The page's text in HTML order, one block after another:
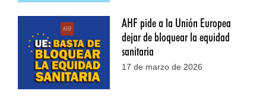
AHF pide a la Unión Europea
dejar de bloquear la equidad
sanitaria
17 de marzo de 2026